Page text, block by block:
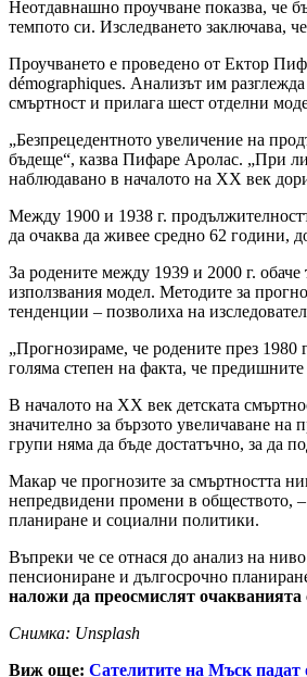
Неотдавнашно проучване показва, че
темпото си. Изследването заключава,
Проучването е проведено от Ектор
démographiques. Анализът им
смъртност и прилага шест отделни
„Безпрецедентното увеличение на
бъдеще“, казва Пифаре Аролас. „При
наблюдавано в началото на ХХ век
Между 1900 и 1938 г.
да очаква да живее средно 62 години,
За родените между 1939 и 2000 г. обаче
използвания модел. Методите за
тенденции – позволиха на
„Прогнозираме, че родените през
голяма степен на факта, че
В началото на ХХ век детската
значително за бързото увеличаване
групи няма да бъде достатъчно, за да
Макар че прогнозите за смъртността
непредвидени промени в обществото, –
планиране и социални политики.
Въпреки че се отнася до анализ на
пенсиониране и дългосрочно
наложи да преосмислят очакванията
Снимка: Unsplash
Виж още: Сателитите на Мъск падат